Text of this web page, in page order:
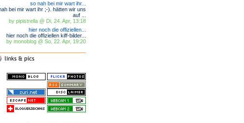
so nah bei mir wart ihr...
bei mir wart ihr ;-). hätten wir uns
auf ...
by pipistrella @ Di, 24. Apr, 13:18
hier noch die offiziellen...
hier noch die offiziellen kiff-bilder...
by monoblog @ So, 22. Apr, 19:20